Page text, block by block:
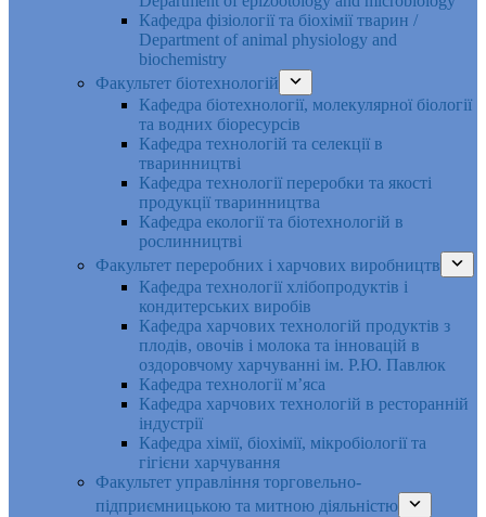
Кафедра фізіології та біохімії тварин /
Department of animal physiology and
biochemistry
Факультет біотехнологій
Кафедра біотехнології, молекулярної біології
та водних біоресурсів
Кафедра технологій та селекції в
тваринництві
Кафедра технології переробки та якості
продукції тваринництва
Кафедра екології та біотехнологій в
рослинництві
Факультет переробних і харчових виробництв
Кафедра технології хлібопродуктів і
кондитерських виробів
Кафедра харчових технологій продуктів з
плодів, овочів і молока та інновацій в
оздоровчому харчуванні ім. Р.Ю. Павлюк
Кафедра технології м’яса
Кафедра харчових технологій в ресторанній
індустрії
Кафедра хімії, біохімії, мікробіології та
гігієни харчування
Факультет управління торговельно-
підприємницькою та митною діяльністю